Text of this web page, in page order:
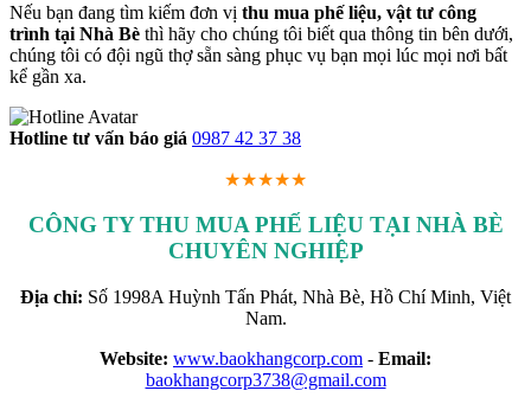
Nếu bạn đang tìm kiếm đơn vị thu mua phế liệu, vật tư công
trình tại Nhà Bè thì hãy cho chúng tôi biết qua thông tin bên dưới,
chúng tôi có đội ngũ thợ sẵn sàng phục vụ bạn mọi lúc mọi nơi bất
kể gần xa.
Hotline tư vấn báo giá 0987 42 37 38
★★★★★
CÔNG TY THU MUA PHẾ LIỆU TẠI NHÀ BÈ
CHUYÊN NGHIỆP
Địa chỉ: Số 1998A Huỳnh Tấn Phát, Nhà Bè, Hồ Chí Minh, Việt
Nam.
Website: www.baokhangcorp.com - Email:
baokhangcorp3738@gmail.com